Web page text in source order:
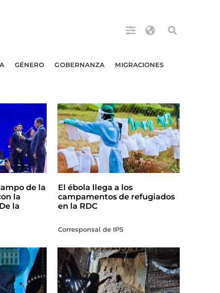
GÉNERO GOBERNANZA MIGRACIONES
de la
la
la
El ébola llega a los
campamentos de refugiados
en la RDC
Corresponsal de IPS